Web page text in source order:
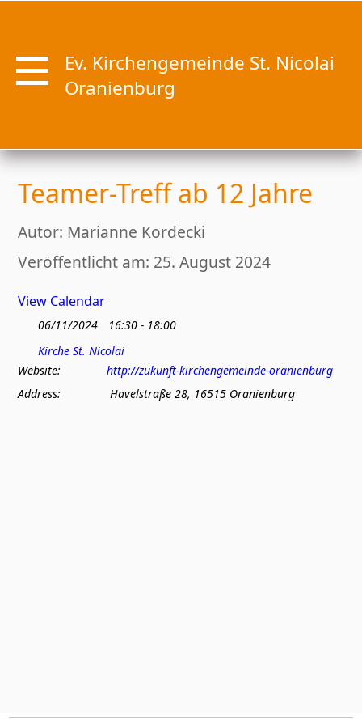
Ev. Kirchengemeinde St. Nicolai
Oranienburg
Teamer-Treff ab 12 Jahre
Autor: Marianne Kordecki
Veröffentlicht am: 25. August 2024
View Calendar
06/11/2024
16:30 - 18:00
Kirche St. Nicolai
Website:
http://zukunft-kirchengemeinde-oranienburg
Address:
Havelstraße 28, 16515 Oranienburg